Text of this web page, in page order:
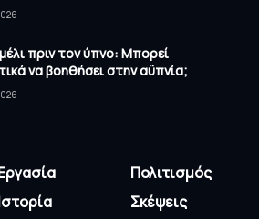
πριν τον ύπνο: Μπορεί
να βοηθήσει στην αϋπνία;
Πολιτισμός
Σκέψεις